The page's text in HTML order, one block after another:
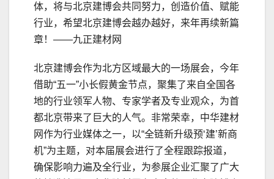
体，将与北京建博会共同努力，创造价值、赋能
行业，希望北京建博会越办越好，来年再续新篇
章！——九正建材网
北京建博会作为北方区域最大的一场展会，今年
借助“五一”小长假黄金节点，聚集了来自全国各
地的行业领军人物、专家学者及专业观众，为首
都北京带来了巨大的人气。非常荣幸，中华建材
网作为行业媒体之一，以“全链新升级预‘建’新商
机”为主题，对本届展会进行了全程跟踪报道，
确保影响力遍及全行业，为参展企业汇聚了广大